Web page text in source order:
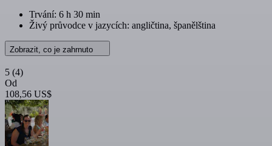
Trvání: 6 h 30 min
Živý průvodce v jazycích: angličtina, španělština
Zobrazit, co je zahrnuto
5 (4)
Od
108,56 US$